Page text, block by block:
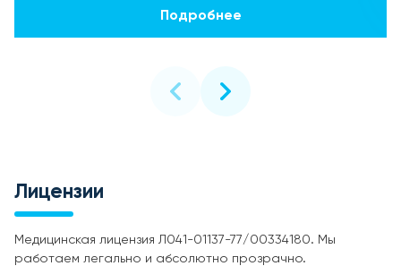
Подробнее
Лицензии
Медицинская лицензия Л041-01137-77/00334180. Мы
работаем легально и абсолютно прозрачно.